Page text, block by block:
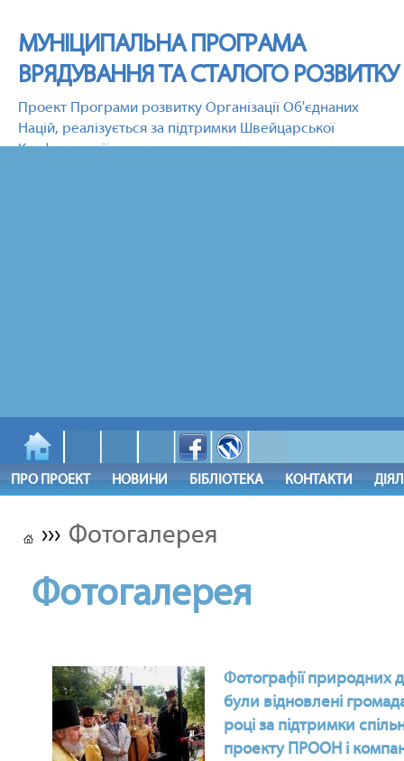
МУНІЦИПАЛЬНА ПРОГРАМА
ВРЯДУВАННЯ ТА СТАЛОГО РОЗВИТКУ
Проект Програми розвитку Організації Об'єднаних
Націй, реалізується за підтримки Швейцарської
Конфедерації
ПРО ПРОЕКТ НОВИНИ БІБЛІОТЕКА КОНТАКТИ
››› Фотогалерея
Фотогалерея
Фотографії природних
були відновлені
році за підтримки
проекту ПРООН і